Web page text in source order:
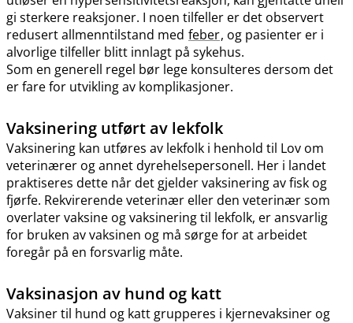
gi sterkere reaksjoner. I noen tilfeller er det observert
redusert allmenntilstand med feber, og pasienter er i
alvorlige tilfeller blitt innlagt på sykehus.
Som en generell regel bør lege konsulteres dersom det
er fare for utvikling av komplikasjoner.
Vaksinering utført av lekfolk
Vaksinering kan utføres av lekfolk i henhold til Lov om
veterinærer og annet dyrehelsepersonell. Her i landet
praktiseres dette når det gjelder vaksinering av fisk og
fjørfe. Rekvirerende veterinær eller den veterinær som
overlater vaksine og vaksinering til lekfolk, er ansvarlig
for bruken av vaksinen og må sørge for at arbeidet
foregår på en forsvarlig måte.
Vaksinasjon av hund og katt
Vaksiner til hund og katt grupperes i kjernevaksiner og